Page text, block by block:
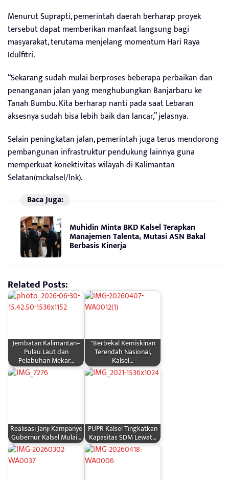
Menurut Suprapti, pemerintah daerah berharap proyek
tersebut dapat memberikan manfaat langsung bagi
masyarakat, terutama menjelang momentum Hari Raya
Idulfitri.
“Sekarang sudah mulai berproses beberapa perbaikan dan
penanganan jalan yang menghubungkan Banjarbaru ke
Tanah Bumbu. Kita berharap nanti pada saat Lebaran
aksesnya sudah bisa lebih baik dan lancar,” jelasnya.
Selain peningkatan jalan, pemerintah juga terus mendorong
pembangunan infrastruktur pendukung lainnya guna
memperkuat konektivitas wilayah di Kalimantan
Selatan(mckalsel/lnk).
Baca Juga:
Muhidin Minta BKD Kalsel Terapkan
Manajemen Talenta, Mutasi ASN Bakal
Berbasis Kinerja
Related Posts:
Jembatan Kalimantan–
Pulau Laut dan
Pelabuhan Mekar…
"Berbekal Kemiskinan
Terendah Nasional,
Kalsel…
Realisasi Janji Kampanye
Gubernur Kalsel Mulai…
PUPR Kalsel Tingkatkan
Kapasitas SDM Lewat…